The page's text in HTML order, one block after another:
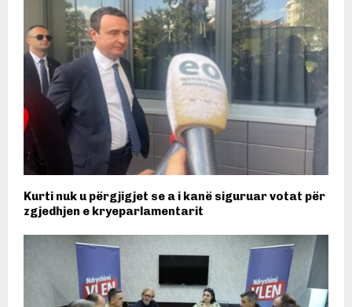
Kurti nuk u përgjigjet se a i kanë siguruar votat për
zgjedhjen e kryeparlamentarit